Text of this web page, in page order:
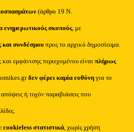
(άρθρο 19 Ν.
ενημερωτικούς σκοπούς, με
και συνδέσμουπρος το αρχικό δημοσίευμα.
εμφάνισης περιεχομένου είναιπλήρως
δεν φέρει καμία ευθύνη για το
απόψεις ή τυχόν παραβιάσεις που
cookieless στατιστικά, χωρίς χρήση